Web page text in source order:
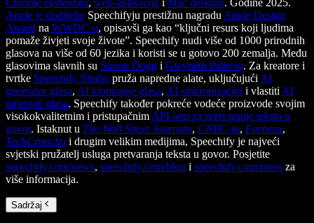
Apple je dodijelio Speechifyju prestižnu nagradu Apple Design
Award na WWDC-u, opisavši ga kao “ključni resurs koji ljudima
pomaže živjeti svoje živote”. Speechify nudi više od 1000 prirodnih
glasova na više od 60 jezika i koristi se u gotovo 200 zemalja. Među
glasovima slavnih su Snoop Dogg i Gwyneth Paltrow. Za kreatore i
tvrtke Speechify Studio pruža napredne alate, uključujući AI
generator glasa, AI kloniranje glasa, AI sinkronizaciju i vlastiti AI
mijenjač glasa. Speechify također pokreće vodeće proizvode svojim
visokokvalitetnim i pristupačnim API-jem za pretvaranje teksta u
govor. Istaknut u The Wall Street Journalu, CNBC-ju, Forbesu,
TechCrunchu i drugim velikim medijima, Speechify je najveći
svjetski pružatelj usluga pretvaranja teksta u govor. Posjetite
speechify.com/news, speechify.com/blog i speechify.com/press za
više informacija.
Sadržaj